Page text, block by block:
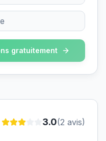
gratuitement
3.0(2 avis)